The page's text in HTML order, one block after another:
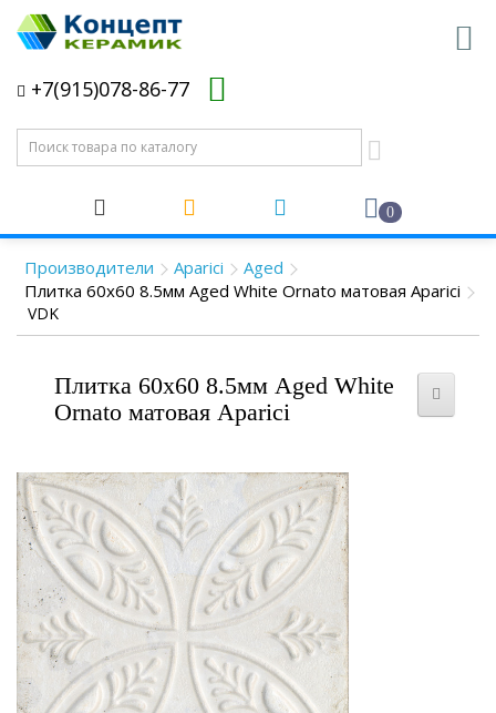
+7(915)078-86-77
0
Производители Aparici
Aged
Плитка 60x60 8.5мм Aged White Ornato матовая Aparici
VDK
Плитка 60x60 8.5мм Aged White
Ornato матовая Aparici